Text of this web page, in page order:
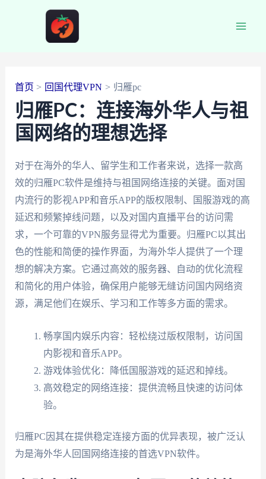
首页 回国代理VPN 归雁pc
归雁PC：连接海外华人与祖
国网络的理想选择
对于在海外的华人、留学生和工作者来说，选择一款高
效的归雁PC软件是维持与祖国网络连接的关键。面对国
内流行的影视APP和音乐APP的版权限制、国服游戏的高
延迟和频繁掉线问题，以及对国内直播平台的访问需
求，一个可靠的VPN服务显得尤为重要。归雁PC以其出
色的性能和简便的操作界面，为海外华人提供了一个理
想的解决方案。它通过高效的服务器、自动的优化流程
和简化的用户体验，确保用户能够无缝访问国内网络资
源，满足他们在娱乐、学习和工作等多方面的需求。
畅享国内娱乐内容：轻松绕过版权限制，访问国
内影视和音乐APP。
游戏体验优化：降低国服游戏的延迟和掉线。
高效稳定的网络连接：提供流畅且快速的访问体
验。
归雁PC因其在提供稳定连接方面的优异表现，被广泛认
为是海外华人回国网络连接的首选VPN软件。